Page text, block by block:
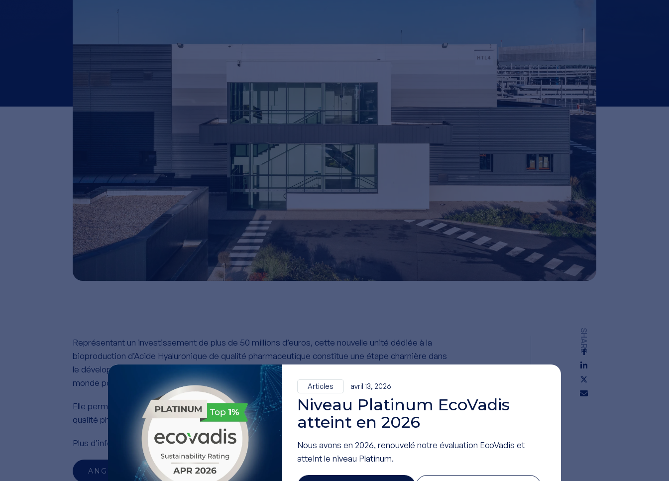
Articles avril 13, 2026
Niveau Platinum EcoVadis
atteint en 2026
Nous avons en 2026, renouvelé notre évaluation EcoVadis et
atteint le niveau Platinum.
Représentant un investissement de plus de 50 millions d’euros, cette nouvelle unité dédiée à la
bioproduction d’Acide Hyaluronique de qualité pharmaceutique constitue une étape charnière dans
le développement de HTL Biotechnology et le plus important investissement jamais réalisé dans le
monde pour une unité de production de biopolymères.
Elle permettra à HTL Biotechnology de devenir le plus grand producteur d’Acide Hyaluronique de
qualité pharmaceutique au monde et d’accélérer son développement international.
Plus d’informations ci-dessous.
ANGLAIS
SHARE